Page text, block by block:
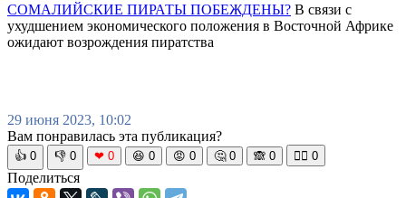
СОМАЛИЙСКИЕ ПИРАТЫ ПОБЕЖДЕНЫ? В связи с
ухудшением экономического положения в Восточной Африке
ожидают возрождения пиратства
29 июня 2023, 10:02
Вам понравилась эта публикация?
👍 0 👎 0 ❤ 0 😆 0 😡 0 🤔 0 🙈 0 🧘‍♀️ 0
Поделиться